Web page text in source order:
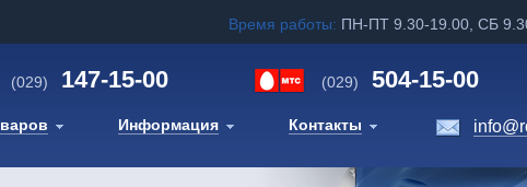
Время работы: ПН-ПТ 9.30-19.00, СБ
(029) 147-15-00 (029) 504-15-00
Информация Контакты